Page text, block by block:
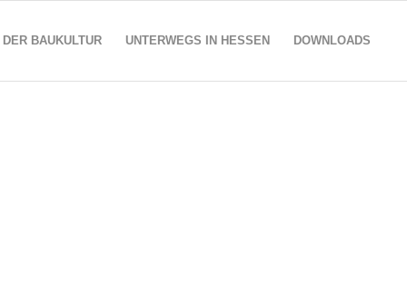
DER BAUKULTUR UNTERWEGS IN HESSEN DOWNLOADS